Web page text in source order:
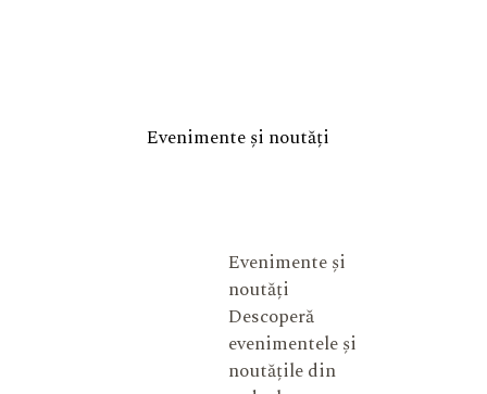
Evenimente și noutăți
Evenimente și
noutăți
Descoperă
evenimentele și
noutățile din